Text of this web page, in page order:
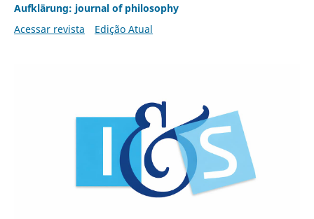
Aufklärung: journal of philosophy
Acessar revista
Edição Atual